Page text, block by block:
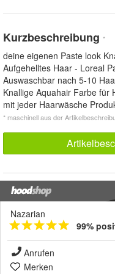
Kurzbeschreibung *
deine eigenen Paste look
Aufgehelltes Haar - Loreal
Auswaschbar nach 5-10
Knallige Aquahair Farbe für
mit jeder Haarwäsche
* maschinell aus der
Nazarian
99%
Anrufen
Merken